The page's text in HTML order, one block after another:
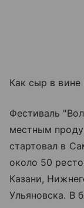
Как сыр в вине
Фестиваль
местным
стартовал в
около 50
Казани,
Ульяновска. В